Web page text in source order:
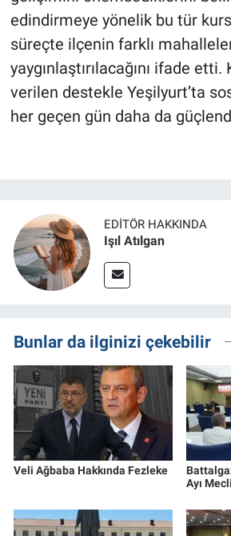
edindirmeye yönelik bu tür
süreçte ilçenin farklı
yaygınlaştırılacağını ifade
verilen destekle Yeşilyurt’ta
her geçen gün daha da
EDITÖR HAKKINDA
Işıl Atılgan
Bunlar da ilginizi çekebilir
Veli Ağbaba Hakkında Fezleke
Ayı